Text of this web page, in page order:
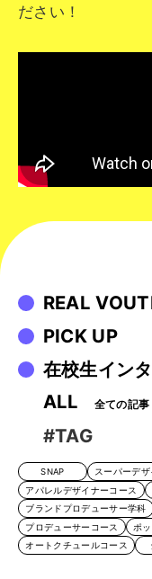
ださい！
REAL
PICK UP
在校生イン
ALL 全ての記事
#TAG
SNAP スーパーデ
アパレルデザイナーコース
ブランドプロデューサー学科
プロデューサーコース
ポ
オートクチュールコース